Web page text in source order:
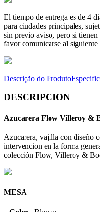
El tiempo de entrega es de 4
para ciudades principales,
sin previo aviso, pero si
favor comunicarse al
Descrição do Produto
DESCRIPCION
Azucarera Flow Villeroy &
Azucarera, vajilla con diseño
intervencion en la forma
colección Flow, Villeroy &
MESA